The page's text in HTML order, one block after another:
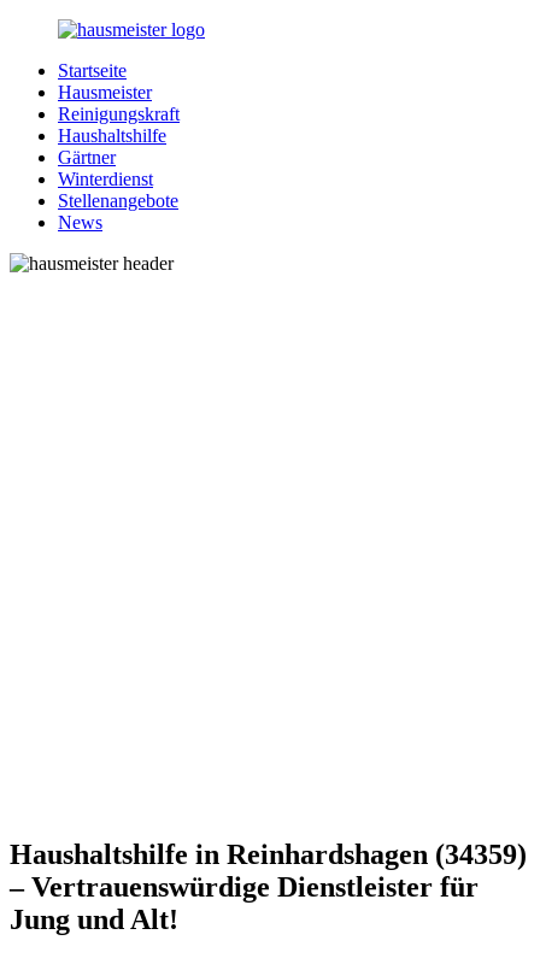
Zurück
Inhalt
Hausmeister.de
Alles
rund
Ihren
Haushalt
Startseite
Hausmeister
Reinigungskraft
Haushaltshilfe
Gärtner
Winterdienst
Stellenangebote
News
Haushaltshilfe in Reinhardshagen (34359)
– Vertrauenswürdige Dienstleister für
Jung und Alt!